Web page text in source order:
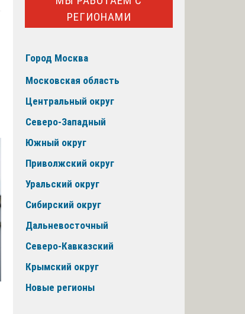
РЕГИОНАМИ
Город Москва
Московская область
Центральный округ
Северо-Западный
Южный округ
Приволжский округ
Уральский округ
Сибирский округ
Дальневосточный
Северо-Кавказский
Крымский округ
Новые регионы